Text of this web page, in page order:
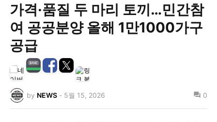
가격·품질 두 마리 토끼…민간참
여 공공분양 올해 1만1000가구
공급
by NEWS - 5월 15, 2026 0